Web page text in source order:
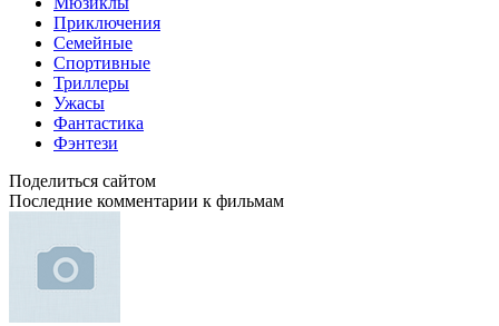
Приключения
Семейные
Спортивные
Триллеры
Ужасы
Фантастика
Фэнтези
Поделиться сайтом
Последние комментарии к фильмам